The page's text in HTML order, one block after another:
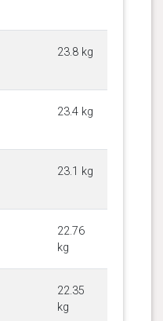
23.8 kg
23.4 kg
23.1 kg
22.76
kg
22.35
kg